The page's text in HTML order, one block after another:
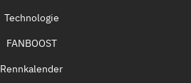
Technologie
FANBOOST
Rennkalender